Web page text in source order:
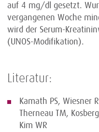
auf 4 mg/dl gesetzt.
vergangenen Woche
wird der Serum-
(UNOS-Modifikation).
Literatur:
Kamath PS, Wiesner
Therneau TM,
Kim WR